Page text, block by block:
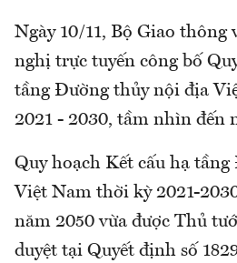
Ngày 10/11, Bộ Giao
nghị trực tuyến công bố
tầng Đường thủy nội địa
2021 - 2030, tầm nhìn đến
Quy hoạch Kết cấu hạ
Việt Nam thời kỳ 2021-
năm 2050 vừa được Thủ
duyệt tại Quyết định số